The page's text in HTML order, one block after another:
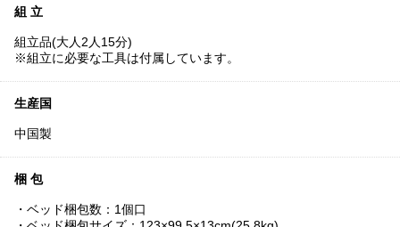
組 立
組立品(大人2人15分)
※組立に必要な工具は付属しています。
生産国
中国製
梱 包
・ベッド梱包数：1個口